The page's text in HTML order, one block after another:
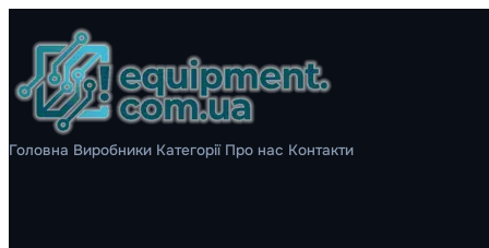
Головна Виробники Категорії Про нас Контакти